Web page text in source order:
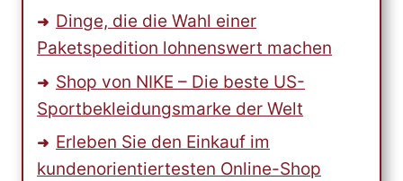
Dinge, die die Wahl einer
Paketspedition lohnenswert machen
Shop von NIKE – Die beste US-
Sportbekleidungsmarke der Welt
Erleben Sie den Einkauf im
kundenorientiertesten Online-Shop